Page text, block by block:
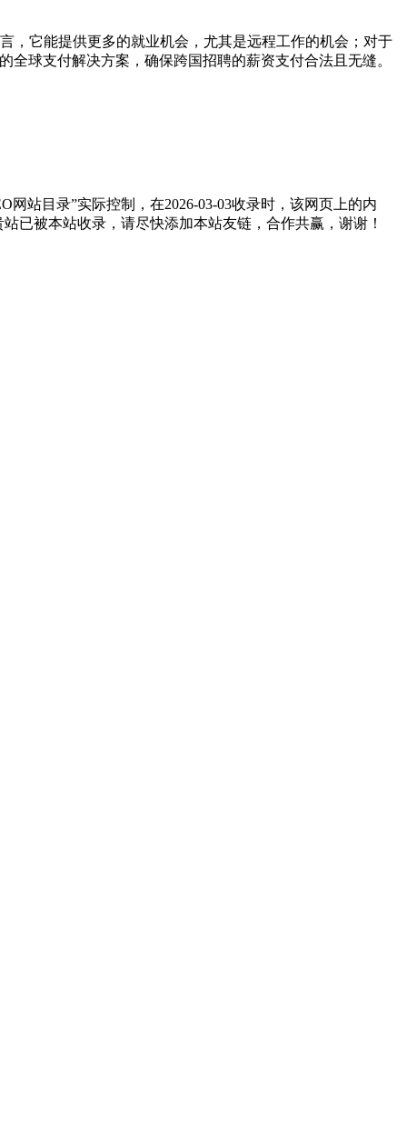
，它能提供更多的就业机会，尤其是远程工作的机会；对于
球支付解决方案，确保跨国招聘的薪资支付合法且无缝。
站目录”实际控制，在2026-03-03收录时，该网页上的内
已被本站收录，请尽快添加本站友链，合作共赢，谢谢！